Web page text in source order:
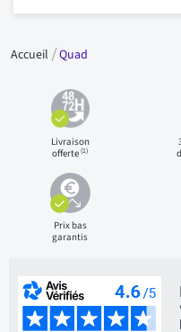
Accueil Quad
Livraison
offerte(1)
Prix bas
garantis